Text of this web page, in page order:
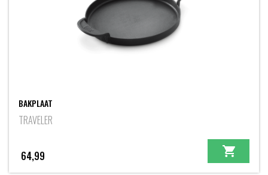
BAKPLAAT
TRAVELER
64,99